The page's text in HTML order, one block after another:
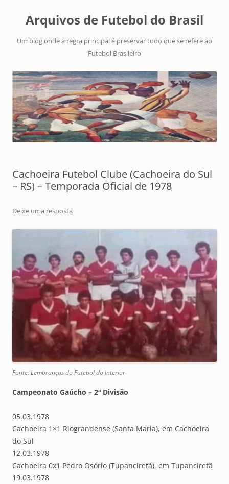
Arquivos de Futebol do Brasil
Um blog onde a regra principal é preservar tudo que se refere ao
Futebol Brasileiro
Cachoeira Futebol Clube (Cachoeira do Sul
– RS) – Temporada Oficial de 1978
Deixe uma resposta
Fonte: Lembranças do Futebol do Interior
Campeonato Gaúcho – 2ª Divisão
05.03.1978
Cachoeira 1×1 Riograndense (Santa Maria), em Cachoeira
do Sul
12.03.1978
Cachoeira 0x1 Pedro Osório (Tupanciretã), em Tupanciretã
19.03.1978